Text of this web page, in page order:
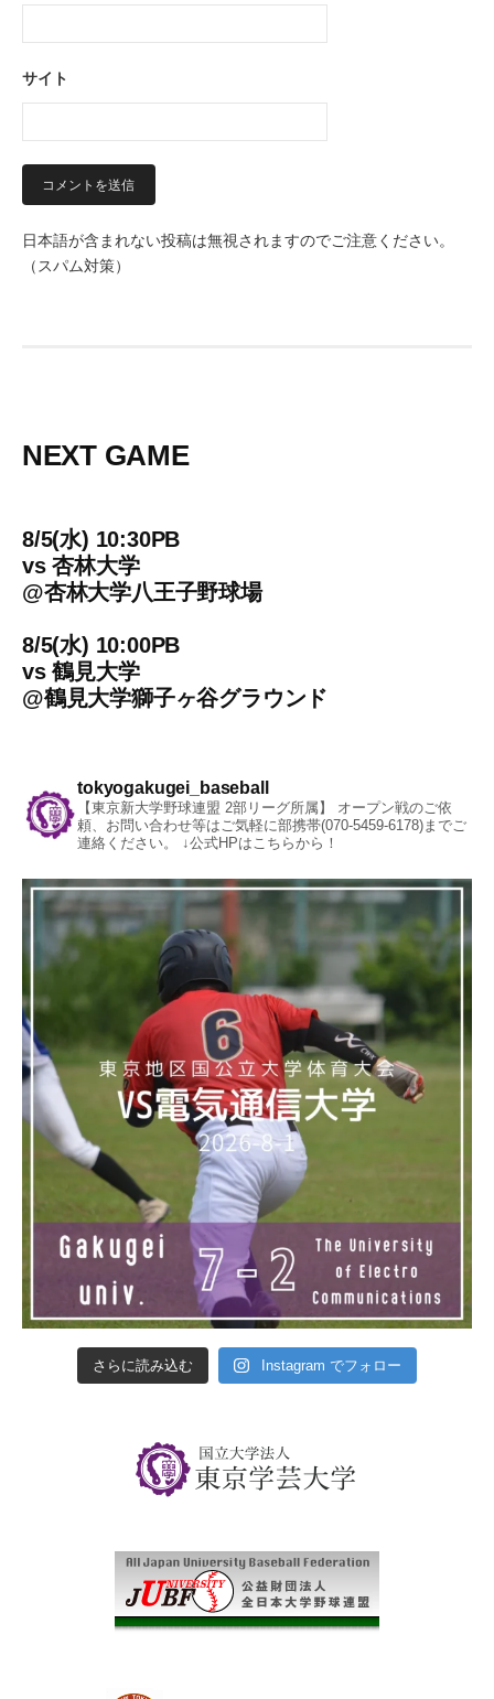
サイト
日本語が含まれない投稿は無視されますのでご注意ください。
（スパム対策）
NEXT GAME
8/5(水) 10:30PB
vs杏林大学
@杏林大学八王子野球場
8/5(水) 10:00PB
vs鶴見大学
@鶴見大学獅子ヶ谷グラウンド
tokyogakugei_baseball
【東京新大学野球連盟 2部リーグ所属】
オープン戦のご依
頼、お問い合わせ等はご気軽に部携帯(070-5459-6178)までご
連絡ください。
↓公式HPはこちらから！
さらに読み込む Instagram でフォロー